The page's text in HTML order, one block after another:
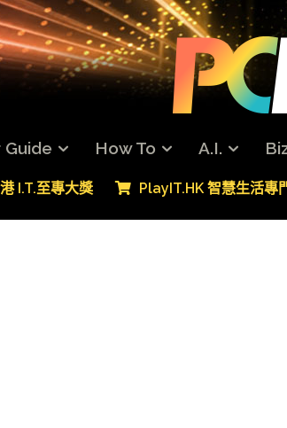
Guide How To A.I.
I.T.至專大獎 PlayIT.HK 智慧生活專